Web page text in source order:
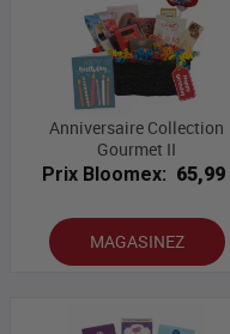
Anniversaire Collection
Gourmet II
Prix Bloomex: 65,99
MAGASINEZ